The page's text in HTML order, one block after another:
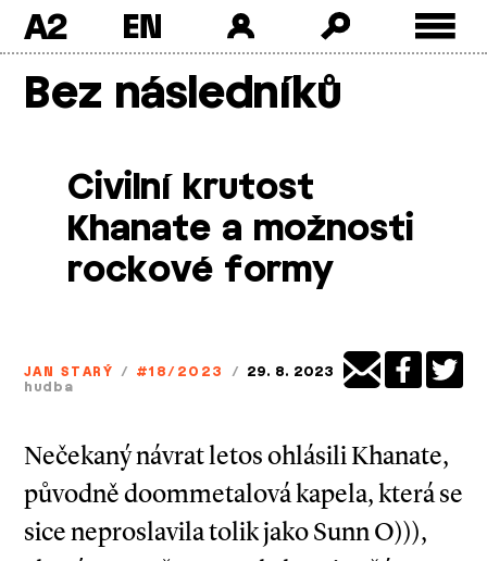
A2
Bez následníků
Civilní krutost
Khanate a možnosti
rockové formy
JAN STARÝ / #18/2023 / 29. 8. 2023
hudba
Nečekaný návrat letos ohlásili Khanate,
původně doommetalová kapela, která se
sice neproslavila tolik jako Sunn O))),